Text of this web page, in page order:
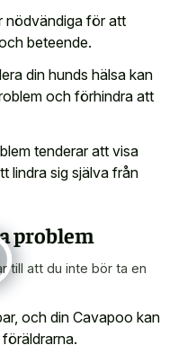
nödvändiga för att
beteende.
din hunds hälsa kan
och förhindra att
tenderar att visa
lindra sig själva från
problem
till att du inte bör ta en
och din Cavapoo kan